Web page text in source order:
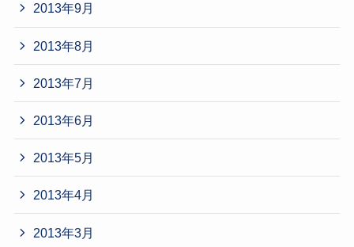
2013年9月
2013年8月
2013年7月
2013年6月
2013年5月
2013年4月
2013年3月